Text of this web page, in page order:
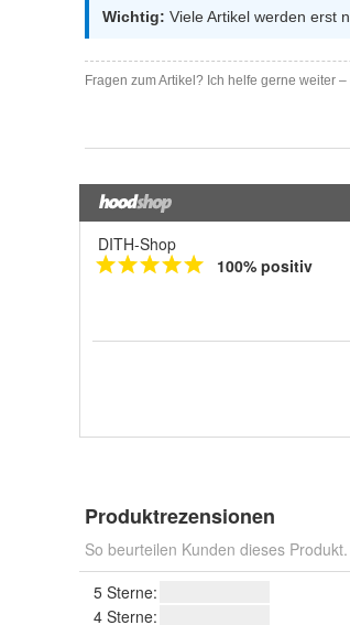
DITH-Shop
100% positiv
Produktrezensionen
So beurteilen Kunden dieses Produkt.
5 Sterne:
4 Sterne: